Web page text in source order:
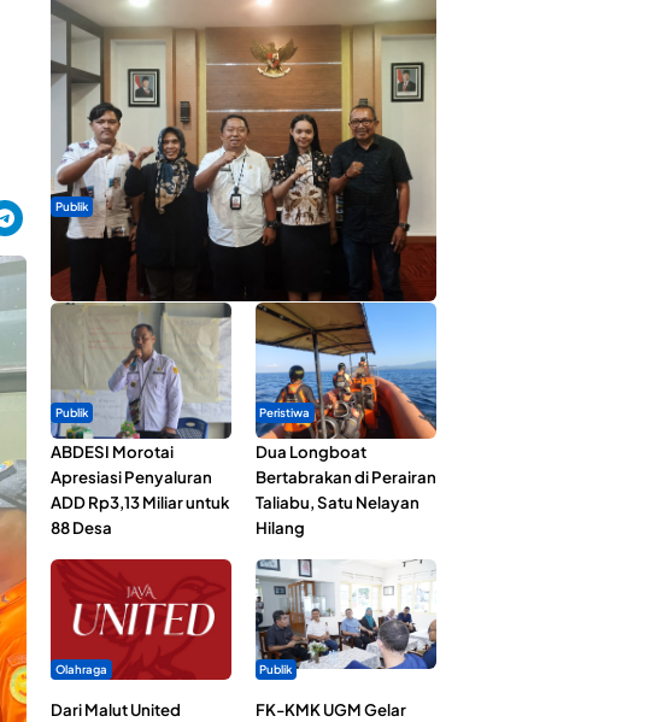
Publik
Dua Talenta Muda Ternate Wakili Maluku Utara di
Gita Bahana Nusantara 2026
Publik
ABDESI Morotai
Apresiasi Penyaluran
ADD Rp3,13 Miliar untuk
88 Desa
Peristiwa
Dua Longboat
Bertabrakan di Perairan
Taliabu, Satu Nelayan
Hilang
Olahraga
Dari Malut United
Publik
FK-KMK UGM Gelar